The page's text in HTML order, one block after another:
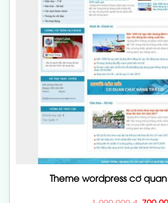
Theme wordpress cơ